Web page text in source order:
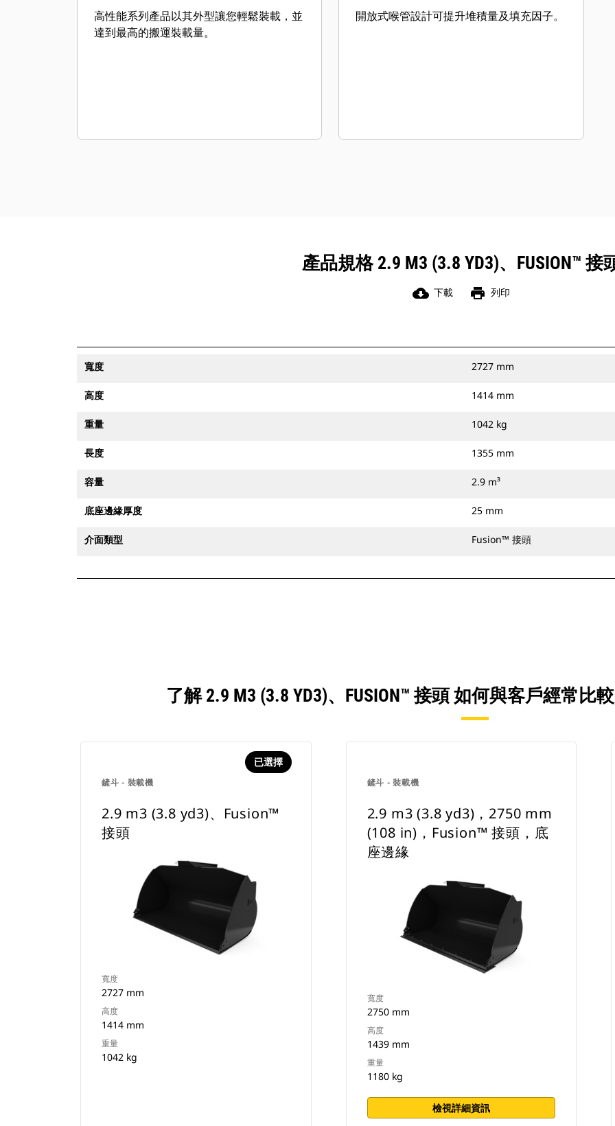
高性能系列產品以其外型讓您輕鬆裝載，並
達到最高的搬運裝載量。
開放式喉管設計可提升堆積量及填充因子。
產品規格 2.9 M3 (3.8 YD3)、FUSION™ 接
cloud_download 下載 print 列印
寬度 2727 mm
高度 1414 mm
重量 1042 kg
長度 1355 mm
容量 2.9 m³
底座邊緣厚度 25 mm
介面類型 Fusion™ 接頭
了解 2.9 M3 (3.8 YD3)、FUSION™ 接頭 如何與客戶經常比
鏟斗 - 裝載機
已選擇
2.9 m3 (3.8 yd3)、Fusion™
接頭
寬度
2727 mm
高度
1414 mm
重量
1042 kg
鏟斗 - 裝載機
2.9 m3 (3.8 yd3)，2750 mm
(108 in)，Fusion™ 接頭，底
座邊緣
寬度
2750 mm
高度
1439 mm
重量
1180 kg
檢視詳細資訊